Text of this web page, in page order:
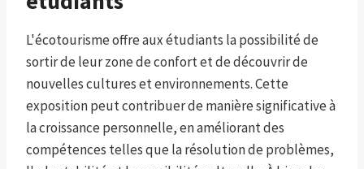
L'écotourisme offre aux étudiants la possibilité de
sortir de leur zone de confort et de découvrir de
nouvelles cultures et environnements. Cette
exposition peut contribuer de manière significative à
la croissance personnelle, en améliorant des
compétences telles que la résolution de problèmes,